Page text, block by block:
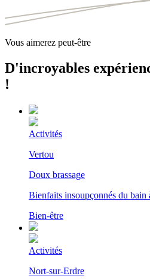
Vous aimerez peut-être
D'incroyables
!
Activités
Vertou
Doux brassage
Bienfaits insoupçonnés du bain
Bien-être
Activités
Nort-sur-Erdre